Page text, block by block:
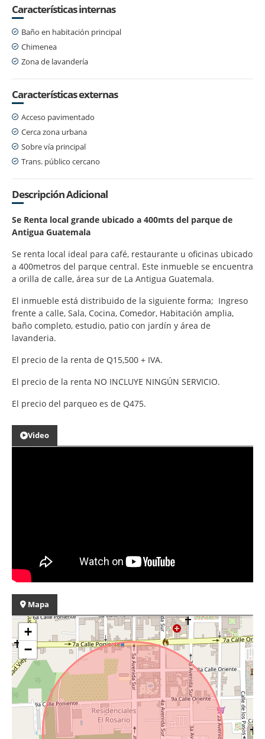
Características internas
Baño en habitación principal
Chimenea
Zona de lavandería
Características externas
Acceso pavimentado
Cerca zona urbana
Sobre vía principal
Trans. público cercano
Descripción Adicional
Se Renta local grande ubicado a 400mts del parque de
Antigua Guatemala
Se renta local ideal para café, restaurante u oficinas ubicado
a 400metros del parque central. Este inmueble se encuentra
a orilla de calle, área sur de La Antigua Guatemala.
El inmueble está distribuido de la siguiente forma; Ingreso
frente a calle, Sala, Cocina, Comedor, Habitación amplia,
baño completo, estudio, patio con jardín y área de
lavanderia.
El precio de la renta de Q15,500 + IVA.
El precio de la renta NO INCLUYE NINGÚN SERVICIO.
El precio del parqueo es de Q475.
Video
Mapa
+
−